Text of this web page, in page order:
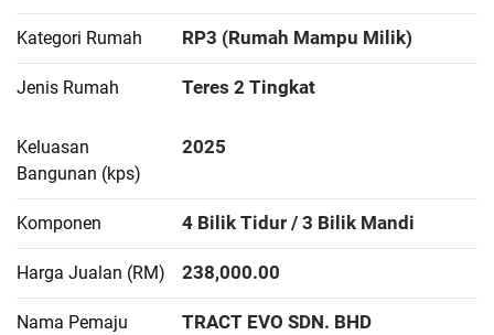
Kategori Rumah RP3 (Rumah Mampu Milik)
Jenis Rumah Teres 2 Tingkat
Keluasan
Bangunan (kps)
2025
Komponen 4 Bilik Tidur / 3 Bilik Mandi
Harga Jualan (RM) 238,000.00
Nama Pemaju TRACT EVO SDN. BHD